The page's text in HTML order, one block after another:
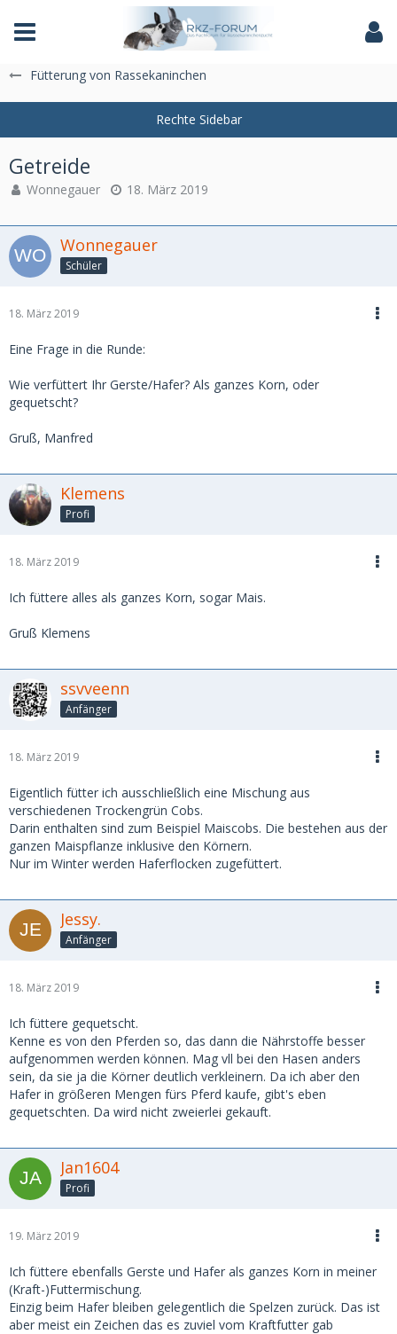
Das Fachforum der Rassekaninchenzucht
Fütterung von Rassekaninchen
Getreide
Wonnegauer 18. März 2019
Wonnegauer
Schüler
18. März 2019
Eine Frage in die Runde:
Wie verfüttert Ihr Gerste/Hafer? Als ganzes Korn, oder
gequetscht?
Gruß, Manfred
Klemens
Profi
18. März 2019
Ich füttere alles als ganzes Korn, sogar Mais.
Gruß Klemens
ssvveenn
Anfänger
18. März 2019
Eigentlich fütter ich ausschließlich eine Mischung aus
verschiedenen Trockengrün Cobs.
Darin enthalten sind zum Beispiel Maiscobs. Die bestehen aus der
ganzen Maispflanze inklusive den Körnern.
Nur im Winter werden Haferflocken zugefüttert.
Jessy.
Anfänger
18. März 2019
Ich füttere gequetscht.
Kenne es von den Pferden so, das dann die Nährstoffe besser
aufgenommen werden können. Mag vll bei den Hasen anders
sein, da sie ja die Körner deutlich verkleinern. Da ich aber den
Hafer in größeren Mengen fürs Pferd kaufe, gibt's eben
gequetschten. Da wird nicht zweierlei gekauft.
Jan1604
Profi
19. März 2019
Ich füttere ebenfalls Gerste und Hafer als ganzes Korn in meiner
(Kraft-)Futtermischung.
Einzig beim Hafer bleiben gelegentlich die Spelzen zurück. Das ist
aber meist ein Zeichen das es zuviel vom Kraftfutter gab